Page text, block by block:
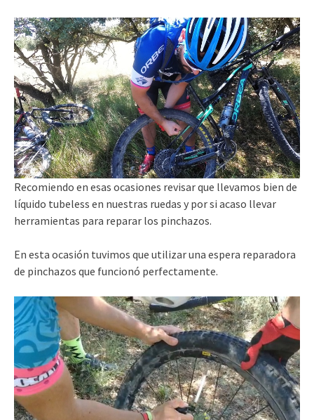
Recomiendo en esas ocasiones revisar que llevamos bien de
líquido tubeless en nuestras ruedas y por si acaso llevar
herramientas para reparar los pinchazos.
En esta ocasión tuvimos que utilizar una espera reparadora
de pinchazos que funcionó perfectamente.